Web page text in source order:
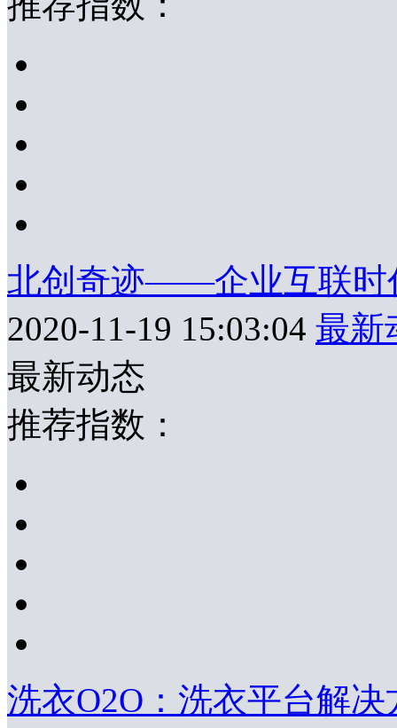
北创奇迹——企业互联时
2020-11-19 15:03:04 最新
最新动态
推荐指数：
洗衣O2O：洗衣平台解决